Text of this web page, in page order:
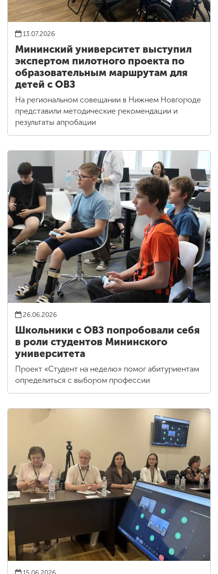
13.07.2026
Мининский университет выступил
экспертом пилотного проекта по
образовательным маршрутам для
детей с ОВЗ
На региональном совещании в Нижнем Новгороде
представили методические рекомендации и
результаты апробации
26.06.2026
Школьники с ОВЗ попробовали себя
в роли студентов Мининского
университета
Проект «Студент на неделю» помог абитуриентам
определиться с выбором профессии